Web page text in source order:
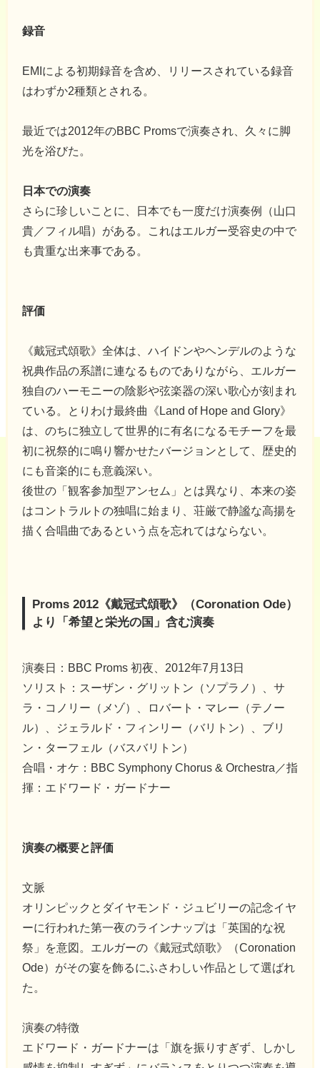
録音
EMIによる初期録音を含め、リリースされている録音
はわずか2種類とされる。
最近では2012年のBBC Promsで演奏され、久々に脚
光を浴びた。
日本での演奏
さらに珍しいことに、日本でも一度だけ演奏例（山口
貴／フィル唱）がある。これはエルガー受容史の中で
も貴重な出来事である。
評価
《戴冠式頌歌》全体は、ハイドンやヘンデルのような
祝典作品の系譜に連なるものでありながら、エルガー
独自のハーモニーの陰影や弦楽器の深い歌心が刻まれ
ている。とりわけ最終曲《Land of Hope and Glory》
は、のちに独立して世界的に有名になるモチーフを最
初に祝祭的に鳴り響かせたバージョンとして、歴史的
にも音楽的にも意義深い。
後世の「観客参加型アンセム」とは異なり、本来の姿
はコントラルトの独唱に始まり、荘厳で静謐な高揚を
描く合唱曲であるという点を忘れてはならない。
Proms 2012《戴冠式頌歌》（Coronation Ode）
より「希望と栄光の国」含む演奏
演奏日：BBC Proms 初夜、2012年7月13日
ソリスト：スーザン・グリットン（ソプラノ）、サ
ラ・コノリー（メゾ）、ロバート・マレー（テノー
ル）、ジェラルド・フィンリー（バリトン）、ブリ
ン・ターフェル（バスバリトン）
合唱・オケ：BBC Symphony Chorus & Orchestra／指
揮：エドワード・ガードナー
演奏の概要と評価
文脈
オリンピックとダイヤモンド・ジュビリーの記念イヤ
ーに行われた第一夜のラインナップは「英国的な祝
祭」を意図。エルガーの《戴冠式頌歌》（Coronation
Ode）がその宴を飾るにふさわしい作品として選ばれ
た。
演奏の特徴
エドワード・ガードナーは「旗を振りすぎず、しかし